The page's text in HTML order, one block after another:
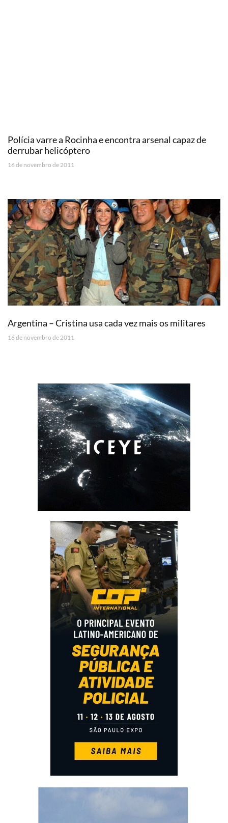
Polícia varre a Rocinha e encontra arsenal capaz de
derrubar helicóptero
16 de novembro de 2011
Argentina – Cristina usa cada vez mais os militares
16 de novembro de 2011